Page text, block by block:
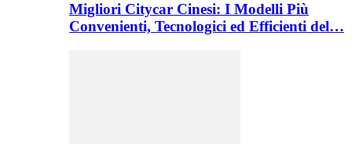
Migliori Citycar Cinesi: I Modelli Più
Convenienti, Tecnologici ed Efficienti del…